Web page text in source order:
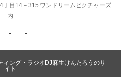
丁目14－315 ワンドリームピクチャーズ
内
Twitter
Facebook
ィング・ラジオDJ麻生けんたろうのサ
イト